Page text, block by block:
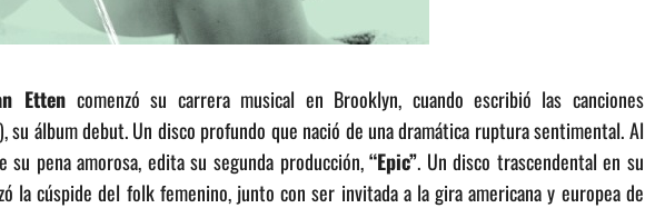
Etten comenzó su carrera musical en Brooklyn, cuando escribió las canciones
su álbum debut. Un disco profundo que nació de una dramática ruptura sentimental. Al
su pena amorosa, edita su segunda producción,“Epic”. Un disco trascendental en su
la cúspide del folk femenino, junto con ser invitada a la gira americana y europea de